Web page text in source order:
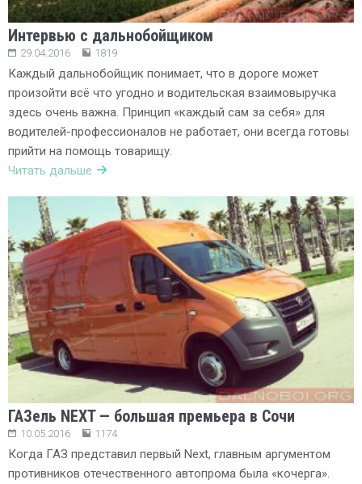
Интервью с дальнобойщиком
29.04.2016 1819
Каждый дальнобойщик понимает, что в дороге может
произойти всё что угодно и водительская взаимовыручка
здесь очень важна. Принцип «каждый сам за себя» для
водителей-профессионалов не работает, они всегда готовы
прийти на помощь товарищу.
Читать дальше
ГАЗель NEXT — большая премьера в Сочи
10.05.2016 1174
Когда ГАЗ представил первый Next, главным аргументом
противников отечественного автопрома была «кочерга».